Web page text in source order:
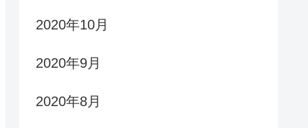
2020年10月
2020年9月
2020年8月